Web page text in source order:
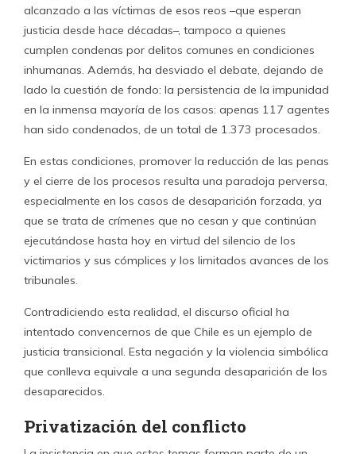
alcanzado a las víctimas de esos reos –que esperan
justicia desde hace décadas–, tampoco a quienes
cumplen condenas por delitos comunes en condiciones
inhumanas. Además, ha desviado el debate, dejando de
lado la cuestión de fondo: la persistencia de la impunidad
en la inmensa mayoría de los casos: apenas 117 agentes
han sido condenados, de un total de 1.373 procesados.
En estas condiciones, promover la reducción de las penas
y el cierre de los procesos resulta una paradoja perversa,
especialmente en los casos de desaparición forzada, ya
que se trata de crímenes que no cesan y que continúan
ejecutándose hasta hoy en virtud del silencio de los
victimarios y sus cómplices y los limitados avances de los
tribunales.
Contradiciendo esta realidad, el discurso oficial ha
intentado convencernos de que Chile es un ejemplo de
justicia transicional. Esta negación y la violencia simbólica
que conlleva equivale a una segunda desaparición de los
desaparecidos.
Privatización del conflicto